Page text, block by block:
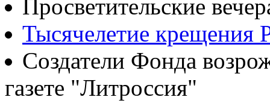
Просветительские
Тысячелетие крещения
Создатели Фонда
газете "Литроссия"